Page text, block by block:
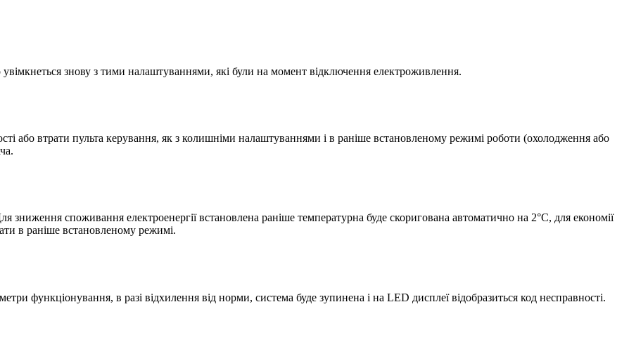
знову з тими налаштуваннями, які були на момент відключення електроживлення.
або втрати пульта керування, як з колишніми налаштуваннями і в раніше встановленому режимі роботи (охолодження або
споживання електроенергії встановлена раніше температурна буде скоригована автоматично на 2°С, для економії
в раніше встановленому режимі.
функціонування, в разі відхилення від норми, система буде зупинена і на LED дисплеї відобразиться код несправності.